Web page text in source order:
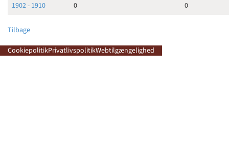
1902 - 1910
0 0
Tilbage
CookiepolitikPrivatlivspolitikWebtilgængelighed